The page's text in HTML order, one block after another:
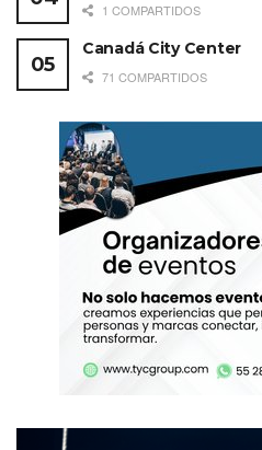
1 COMPARTIDOS
Canadá City Center
71 COMPARTIDOS